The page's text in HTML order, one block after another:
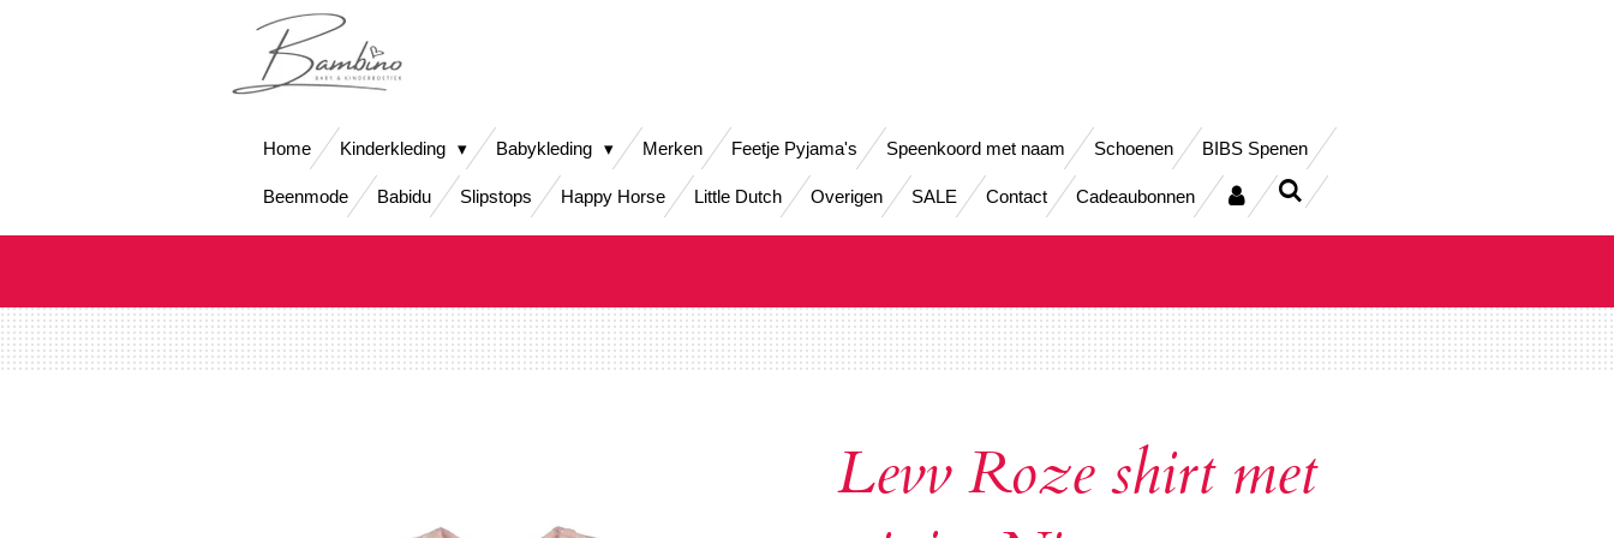
Home Kinderkleding Babykleding Merken Feetje Pyjama's Speenkoord met naam Schoenen BIBS Spenen
Beenmode Babidu Slipstops Happy Horse Little Dutch Overigen SALE Contact Cadeaubonnen
Levv Roze shirt met